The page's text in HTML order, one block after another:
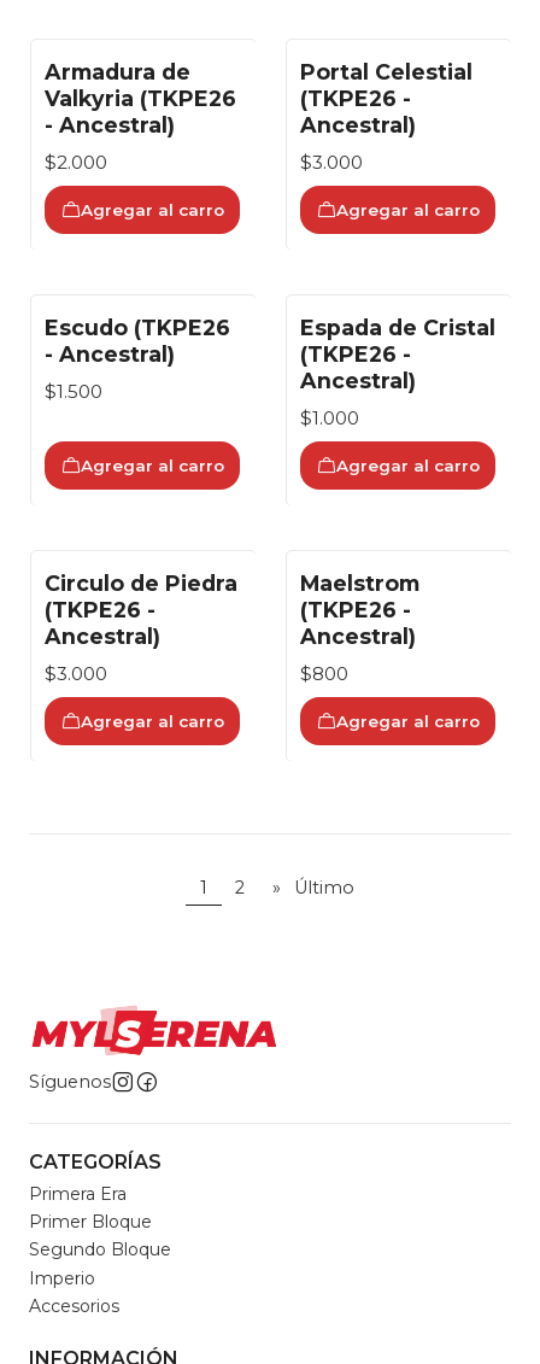
Armadura de
Valkyria (TKPE26
- Ancestral)
$2.000
Agregar al carro
Portal Celestial
(TKPE26 -
Ancestral)
$3.000
Agregar al carro
Escudo (TKPE26
- Ancestral)
$1.500
Agregar al carro
Espada de Cristal
(TKPE26 -
Ancestral)
$1.000
Agregar al carro
Circulo de Piedra
(TKPE26 -
Ancestral)
$3.000
Agregar al carro
Maelstrom
(TKPE26 -
Ancestral)
$800
Agregar al carro
1 2 » Último
Síguenos
CATEGORÍAS
Primera Era
Primer Bloque
Segundo Bloque
Imperio
Accesorios
INFORMACIÓN